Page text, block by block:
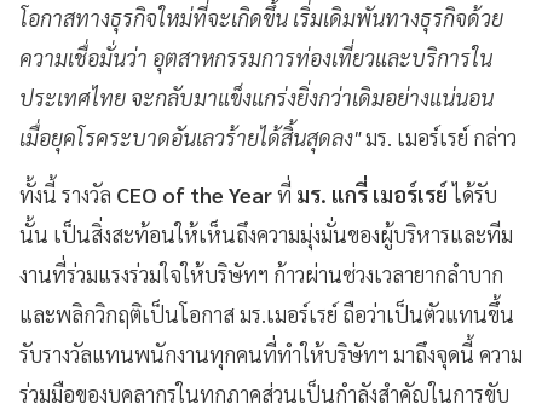
โอกาสทางธุรกิจใหม่ที่จะเกิดขึ้น เริ่มเดิมพันทางธุรกิจด้วย
ความเชื่อมั่นว่า อุตสาหกรรมการท่องเที่ยวและบริการใน
ประเทศไทย จะกลับมาแข็งแกร่งยิ่งกว่าเดิมอย่างแน่นอน
เมื่อยุคโรคระบาดอันเลวร้ายได้สิ้นสุดลง"มร. เมอร์เรย์ กล่าว
ทั้งนี้ รางวัล CEO of the Yearที่ มร. แกรี่ เมอร์เรย์ได้รับ
นั้น เป็นสิ่งสะท้อนให้เห็นถึงความมุ่งมั่นของผู้บริหารและทีม
งานที่ร่วมแรงร่วมใจให้บริษัทฯ ก้าวผ่านช่วงเวลายากลำบาก
และพลิกวิกฤติเป็นโอกาส มร.เมอร์เรย์ ถือว่าเป็นตัวแทนขึ้น
รับรางวัลแทนพนักงานทุกคนที่ทำให้บริษัทฯ มาถึงจุดนี้ ความ
ร่วมมือของบุคลากรในทุกภาคส่วนเป็นกำลังสำคัญในการขับ